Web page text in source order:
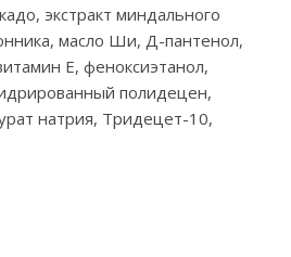
экстракт миндального
масло Ши, Д-пантенол,
Е, феноксиэтанол,
полидецен,
натрия, Тридецет-10,